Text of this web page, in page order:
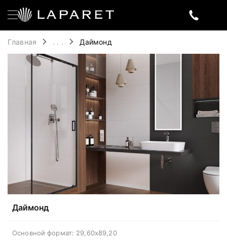
Главная . . . Даймонд
Даймонд
Основной формат: 29,60x89,20